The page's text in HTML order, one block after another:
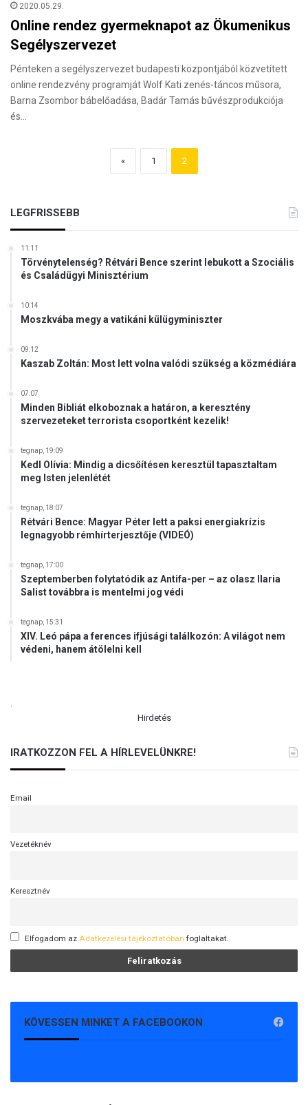
2020.05.29.
Online rendez gyermeknapot az Ökumenikus
Segélyszervezet
Pénteken a segélyszervezet budapesti központjából közvetített
online rendezvény programját Wolf Kati zenés-táncos műsora,
Barna Zsombor bábelőadása, Badár Tamás bűvészprodukciója
és…
« 1 2
LEGFRISSEBB
11:11
Törvénytelenség? Rétvári Bence szerint lebukott a Szociális
és Családügyi Minisztérium
10:14
Moszkvába megy a vatikáni külügyminiszter
09:12
Kaszab Zoltán: Most lett volna valódi szükség a közmédiára
07:07
Minden Bibliát elkoboznak a határon, a keresztény
szervezeteket terrorista csoportként kezelik!
tegnap, 19:09
Kedl Olívia: Mindig a dicsőítésen keresztül tapasztaltam
meg Isten jelenlétét
tegnap, 18:07
Rétvári Bence: Magyar Péter lett a paksi energiakrízis
legnagyobb rémhírterjesztője (VIDEÓ)
tegnap, 17:00
Szeptemberben folytatódik az Antifa-per – az olasz Ilaria
Salist továbbra is mentelmi jog védi
tegnap, 15:31
XIV. Leó pápa a ferences ifjúsági találkozón: A világot nem
védeni, hanem átölelni kell
Hirdetés
IRATKOZZON FEL A HÍRLEVELÜNKRE!
Email
Vezetéknév
Keresztnév
Elfogadom az Adatkezelési tájékoztatóban foglaltakat.
KÖVESSEN MINKET A FACEBOOKON